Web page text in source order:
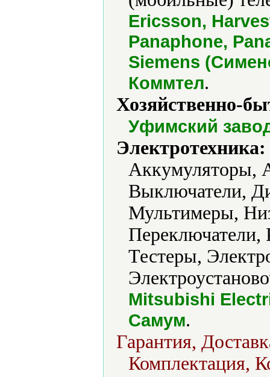
Ericsson,
Panaphone,
Siemens
Коммтел.
Хозяйственно-
Уфимский
Электротехника:
Аккумуляторы,
Выключатели,
Мультимеры,
Переключатели,
Тестеры,
Mitsubishi
Самум.
Гарантия,
Комплектация,